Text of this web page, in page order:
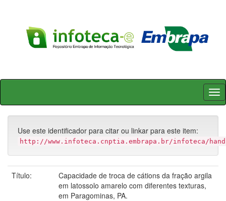
Skip
Use este identificador para citar ou linkar para este item:
http://www.infoteca.cnptia.embrapa.br/infoteca/
Título:
Capacidade de troca de cátions da fração argila
em latossolo amarelo com diferentes texturas,
em Paragominas, PA.